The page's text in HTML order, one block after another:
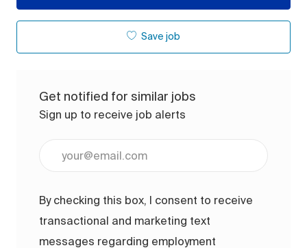
Save job
Get notified for similar jobs
Sign up to receive job alerts
By checking this box, I consent to receive
transactional and marketing text
messages regarding employment